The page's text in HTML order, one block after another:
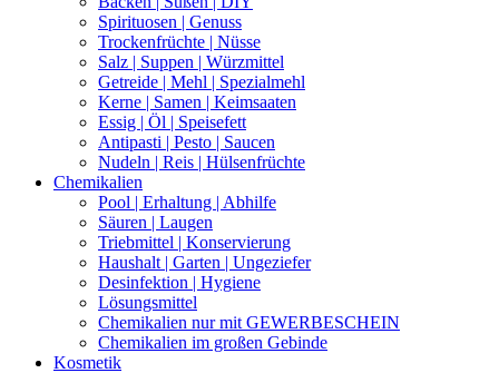
Spirituosen | Genuss
Trockenfrüchte | Nüsse
Salz | Suppen | Würzmittel
Getreide | Mehl | Spezialmehl
Kerne | Samen | Keimsaaten
Essig | Öl | Speisefett
Antipasti | Pesto | Saucen
Nudeln | Reis | Hülsenfrüchte
Chemikalien
Pool | Erhaltung | Abhilfe
Säuren | Laugen
Triebmittel | Konservierung
Haushalt | Garten | Ungeziefer
Desinfektion | Hygiene
Lösungsmittel
Chemikalien nur mit GEWERBESCHEIN
Chemikalien im großen Gebinde
Kosmetik